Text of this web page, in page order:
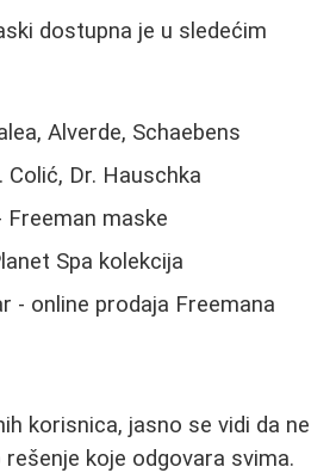
dostupna je u sledećim
Alverde, Schaebens
Colić, Dr. Hauschka
maske
Spa kolekcija
- online prodaja Freemana
korisnica, jasno se vidi da ne
koje odgovara svima.